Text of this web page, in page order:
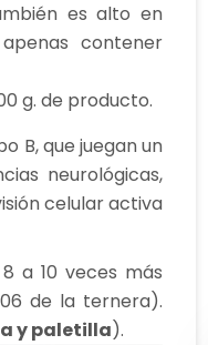
es alto en
contener
g. de producto.
B, que juegan un
neurológicas,
celular activa
a 10 veces más
de la ternera).
y paletilla).